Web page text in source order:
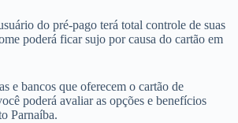
do pré-pago terá total controle de suas
poderá ficar sujo por causa do cartão em
e bancos que oferecem o cartão de
poderá avaliar as opções e benefícios
Parnaíba.